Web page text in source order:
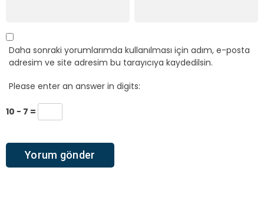
Daha sonraki yorumlarımda kullanılması için adım, e-posta
adresim ve site adresim bu tarayıcıya kaydedilsin.
Please enter an answer in digits:
10 − 7 =